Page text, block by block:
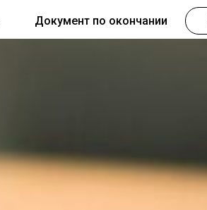
Документ по окончании